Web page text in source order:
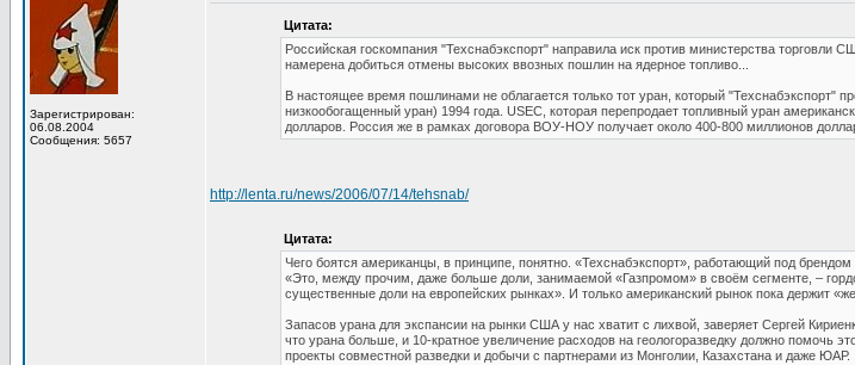
Зарегистрирован:
06.08.2004
Сообщения: 5657
Цитата:
Российская госкомпания "Техснабэкспорт" направила иск против министерства
намерена добиться отмены высоких ввозных пошлин на ядерное топливо...
В настоящее время пошлинами не облагается только тот уран, который
низкообогащенный уран) 1994 года. USEC, которая перепродает топливный уран
долларов. Россия же в рамках договора ВОУ-НОУ получает около 400-800 миллионов
http://lenta.ru/news/2006/07/14/tehsnab/
Цитата:
Чего боятся американцы, в принципе, понятно. «Техснабэкспорт», работающий под
«Это, между прочим, даже больше доли, занимаемой «Газпромом» в своём сегменте, –
существенные доли на европейских рынках». И только американский рынок пока держит
Запасов урана для экспансии на рынки США у нас хватит с лихвой, заверяет Сергей
что урана больше, и 10-кратное увеличение расходов на геологоразведку должно помочь
проекты совместной разведки и добычи с партнерами из Монголии, Казахстана и даже ЮАР.